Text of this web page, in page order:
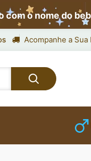
com o nome do
Acompanhe a Sua